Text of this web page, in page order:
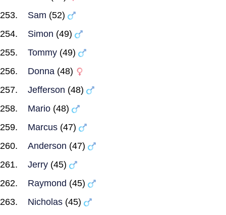
Sam (52)
Simon (49)
Tommy (49)
Donna (48)
Jefferson (48)
Mario (48)
Marcus (47)
Anderson (47)
Jerry (45)
Raymond (45)
Nicholas (45)